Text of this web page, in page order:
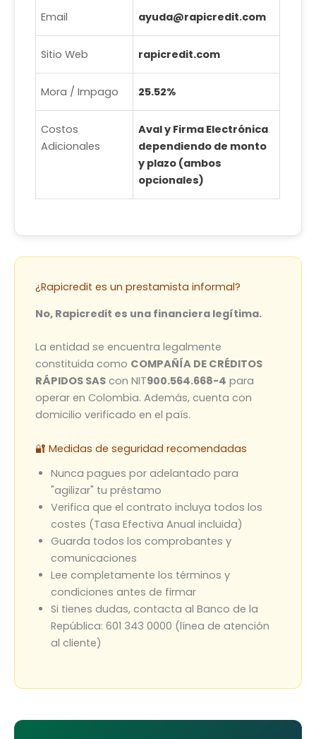
Email ayuda@rapicredit.com
Sitio Web rapicredit.com
Mora / Impago 25.52%
Costos
Adicionales
Aval y Firma Electrónica
dependiendo de monto
y plazo (ambos
opcionales)
¿Rapicredit es un prestamista informal?
No, Rapicredit es una financiera legítima.
La entidad se encuentra legalmente
constituida como COMPAÑÍA DE CRÉDITOS
RÁPIDOS SAS con NIT900.564.668-4 para
operar en Colombia. Además, cuenta con
domicilio verificado en el país.
🔐 Medidas de seguridad recomendadas
Nunca pagues por adelantado para
"agilizar" tu préstamo
Verifica que el contrato incluya todos los
costes (Tasa Efectiva Anual incluida)
Guarda todos los comprobantes y
comunicaciones
Lee completamente los términos y
condiciones antes de firmar
Si tienes dudas, contacta al Banco de la
República: 601 343 0000 (línea de atención
al cliente)